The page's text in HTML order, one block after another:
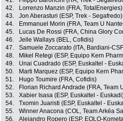
42.
Lorrenzo Manzin (FRA, TotalEnergies)
43.
Jon Aberasturi (ESP, Trek - Segafredo)
44.
Emmanuel Morin (FRA, Team U
45.
Lucas De Rossi (FRA, China Glory
46.
Jelle Wallays (BEL, Cofidis)
47.
Samuele Zoccarato (ITA, Bardiani-
48.
Mikel Retegi (ESP, Equipo Kern
49.
Unai Cuadrado (ESP, Euskaltel -
50.
Marti Marquez (ESP, Equipo Kern
51.
Hugo Toumire (FRA, Cofidis)
52.
Florian Richard Andrade (FRA, Team
53.
Xabier Isasa (ESP, Euskaltel -
54.
Txomin Juaristi (ESP, Euskaltel -
55.
Winner Anacona (COL, Team Arkéa
56.
Alejandro Ropero (ESP, EOLO-